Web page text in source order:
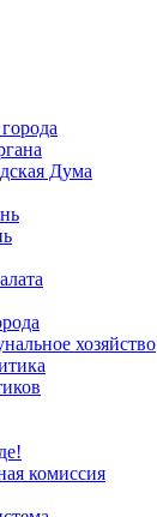
Дума
хозяйство
комиссия